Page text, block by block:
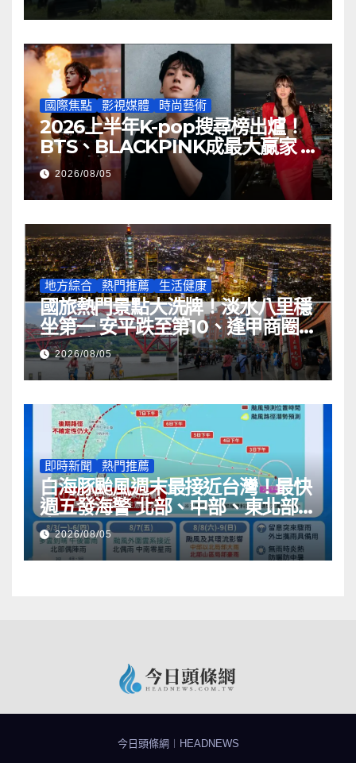
國際焦點 影視媒體 時尚藝術
2026上半年K-pop搜尋榜出爐！
BTS、BLACKPINK成最大贏家 V
奪全球第一
2026/08/05
地方綜合 熱門推薦 生活健康
國旅熱門景點大洗牌！淡水八里穩
坐第一 安平跌至第10、逢甲商圈
未入榜
2026/08/05
即時新聞 熱門推薦
白海豚颱風週末最接近台灣！最快
週五發海警 北部、中部、東北部防
大雨
2026/08/05
今日頭條網︱HEADNEWS